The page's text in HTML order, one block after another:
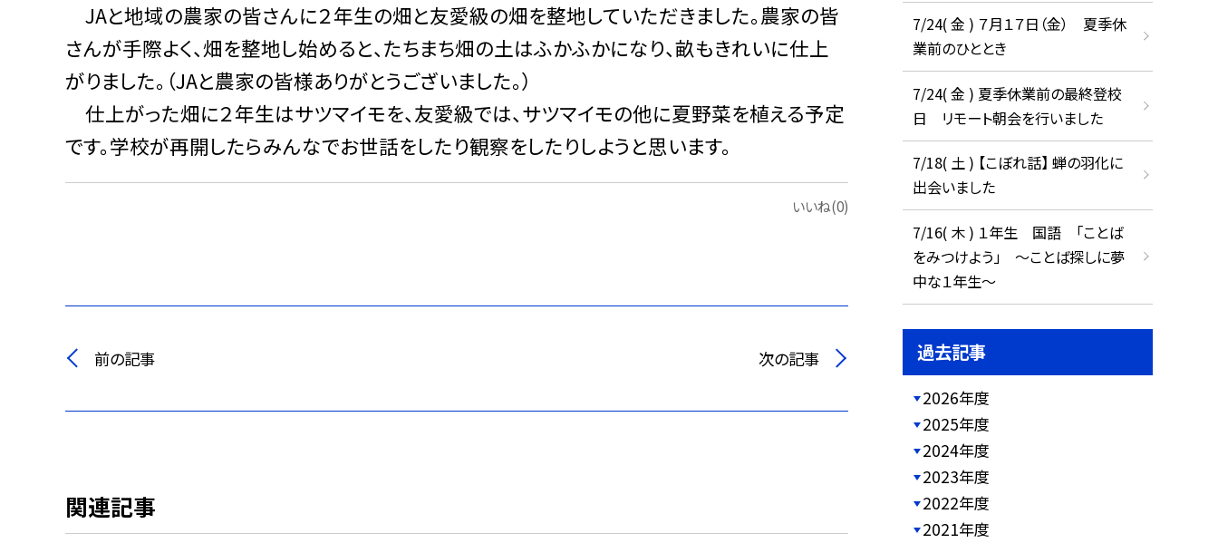
JAと地域の農家の皆さんに２年生の畑と友愛級の畑を整地していただきました。農家の皆
さんが手際よく、畑を整地し始めると、たちまち畑の土はふかふかになり、畝もきれいに仕上
がりました。（JAと農家の皆様ありがとうございました。）
仕上がった畑に２年生はサツマイモを、友愛級では、サツマイモの他に夏野菜を植える予定
です。学校が再開したらみんなでお世話をしたり観察をしたりしようと思います。
いいね(0)
前の記事 次の記事
関連記事
7/24( 金 ) ７月１７日（金） 夏季休
業前のひととき
7/24( 金 ) 夏季休業前の最終登校
日 リモート朝会を行いました
7/18( 土 ) 【こぼれ話】 蝉の羽化に
出会いました
7/16( 木 ) １年生 国語 「ことば
をみつけよう」 ～ことば探しに夢
中な１年生～
過去記事
2026年度
2025年度
2024年度
2023年度
2022年度
2021年度